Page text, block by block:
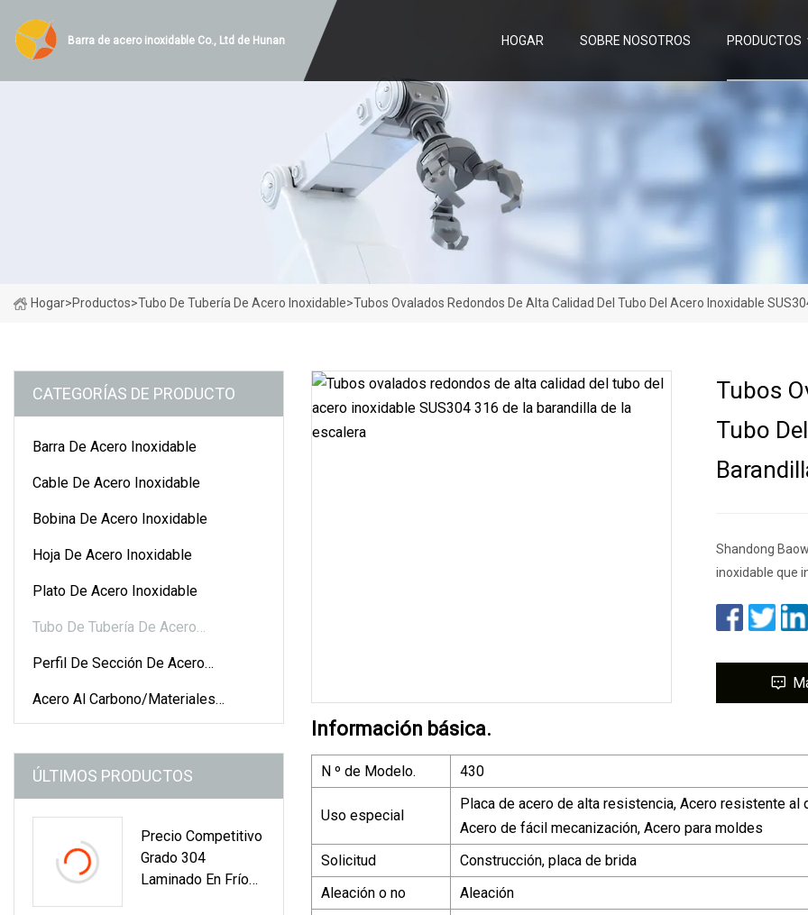
Barra de acero inoxidable Co., Ltd de Hunan HOGAR SOBRE NOSOTROS PRODUCTOS
Hogar>Productos>Tubo De Tubería De Acero Inoxidable>Tubos Ovalados Redondos De Alta Calidad Del Tubo Del Acero Inoxidable
CATEGORÍAS DE PRODUCTO
Barra De Acero Inoxidable
Cable De Acero Inoxidable
Bobina De Acero Inoxidable
Hoja De Acero Inoxidable
Plato De Acero Inoxidable
Tubo De Tubería De Acero
Perfil De Sección De Acero
Acero Al Carbono/materiales
Galvanizados
ÚLTIMOS PRODUCTOS
Precio Competitivo
Grado 304
Laminado En Frío
Tubos
Tubo
Shandong
inoxidable que
Información básica.
N º de Modelo. 430
Uso especial
Placa de acero de alta resistencia, Acero resistente
Acero de fácil mecanización, Acero para moldes
Solicitud
Construcción, placa de brida
Aleación o no
Aleación